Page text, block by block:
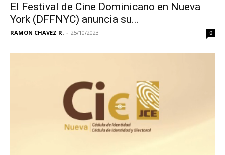
El Festival de Cine Dominicano en Nueva
York (DFFNYC) anuncia su...
RAMON CHAVEZ R. - 25/10/2023 0